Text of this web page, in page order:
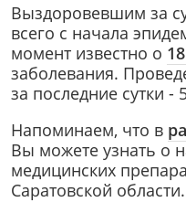
Выздоровевшим за
всего с начала
момент известно о
заболевания.
за последние сутки -
Напоминаем, что в
Вы можете узнать о
медицинских
Саратовской области.